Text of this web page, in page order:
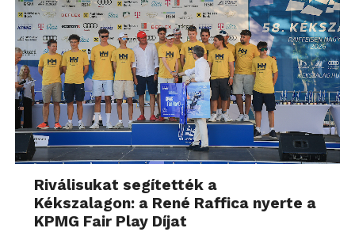
Riválisukat segítették a
Kékszalagon: a René Raffica nyerte a
KPMG Fair Play Díjat